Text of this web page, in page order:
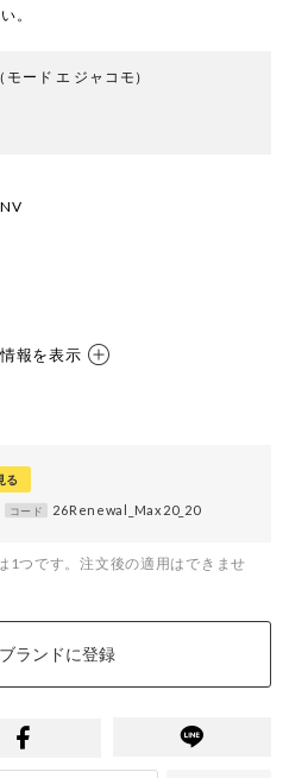
。
（モード エ ジャコモ）
報を表示
る
コード 26Renewal_Max20_20
つです。注文後の適用はできませ
ランドに登録